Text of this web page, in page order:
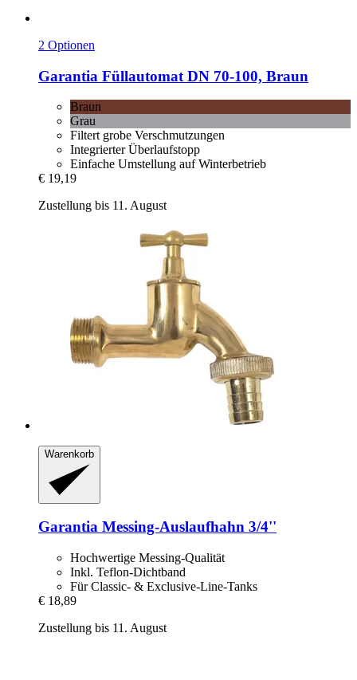
2 Optionen
Garantia Füllautomat DN 70-​100, Braun
Braun
Grau
Filtert grobe Verschmutzungen
Integrierter Überlaufstopp
Einfache Umstellung auf Winterbetrieb
€ 19,19
Zustellung bis 11. August
Warenkorb
Garantia Messing-​Auslaufhahn 3/4''
Hochwertige Messing-Qualität
Inkl. Teflon-Dichtband
Für Classic- & Exclusive-Line-Tanks
€ 18,89
Zustellung bis 11. August